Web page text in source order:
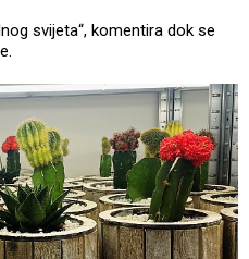
svijeta“, komentira dok se